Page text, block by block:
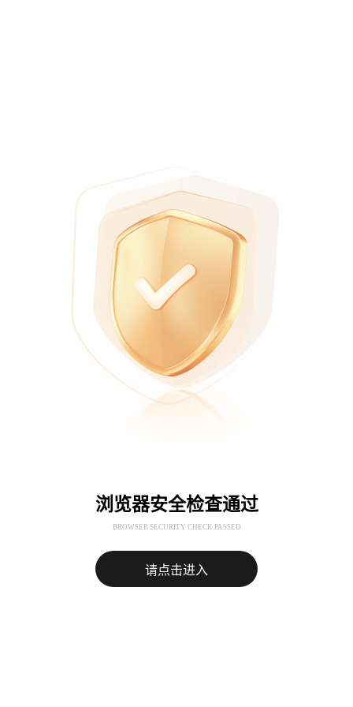
浏览器安全检查通过
BROWSER SECURITY CHECK PASSED
请点击进入